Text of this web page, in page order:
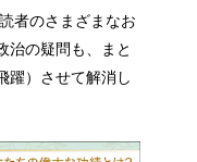
者のさまざまなお
治の疑問も、まと
躍）させて解消し